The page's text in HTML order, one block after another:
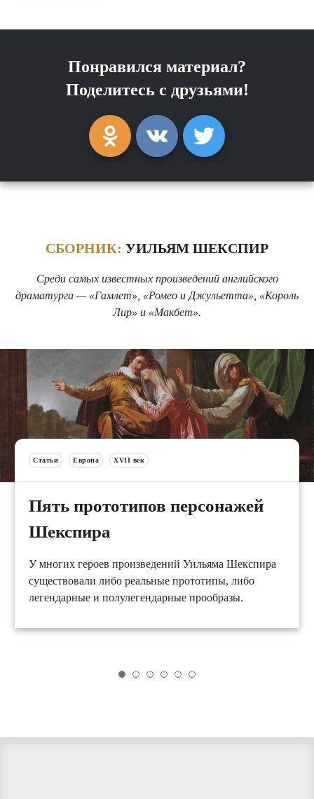
Понравился материал?
Поделитесь с друзьями!
СБОРНИК: УИЛЬЯМ ШЕКСПИР
Среди самых известных произведений английского
драматурга — «Гамлет», «Ромео и Джульетта», «Король
Лир» и «Макбет».
Статьи Европа XVII век
Пять прототипов персонажей
Шекспира
У многих героев произведений Уильяма Шекспира
существовали либо реальные прототипы, либо
легендарные и полулегендарные прообразы.